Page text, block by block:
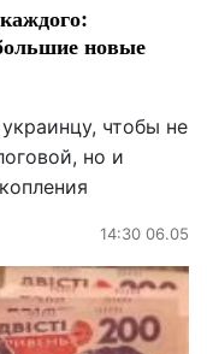
новые
чтобы не
но и
14:30 06.05